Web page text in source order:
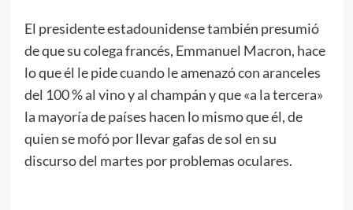
El presidente estadounidense también presumió
de que su colega francés, Emmanuel Macron, hace
lo que él le pide cuando le amenazó con aranceles
del 100 % al vino y al champán y que «a la tercera»
la mayoría de países hacen lo mismo que él, de
quien se mofó por llevar gafas de sol en su
discurso del martes por problemas oculares.